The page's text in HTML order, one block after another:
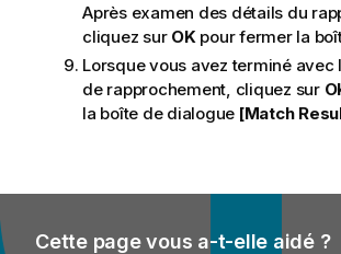
Après examen des détails du
cliquez sur OK pour fermer la
Lorsque vous avez terminé avec
de rapprochement, cliquez sur
la boîte de dialogue [Match
Cette page vous a-t-elle aidé ?